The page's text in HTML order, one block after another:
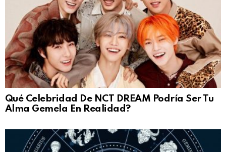
Qué Celebridad De NCT DREAM Podría Ser Tu
Alma Gemela En Realidad?